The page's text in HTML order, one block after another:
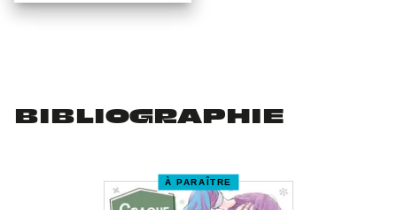
BIBLIOGRAPHIE
À PARAÎTRE